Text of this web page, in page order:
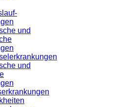
und
und